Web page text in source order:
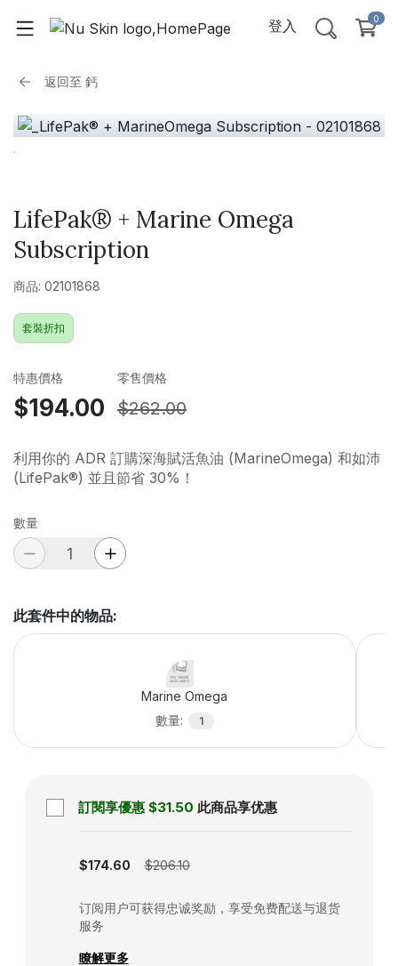
登入 0
返回至 鈣
LifePak® + Marine Omega
Subscription
商品: 02101868
套裝折扣
特惠價格
$194.00
零售價格
$262.00
利用你的 ADR 訂購深海賦活魚油 (MarineOmega) 和如沛
(LifePak®) 並且節省 30%！
數量
此套件中的物品:
Marine Omega
數量: 1
訂閱享優惠 $31.50 此商品享优惠
$174.60 $206.10
订阅用户可获得忠诚奖励，享受免费配送与退货
服务
瞭解更多